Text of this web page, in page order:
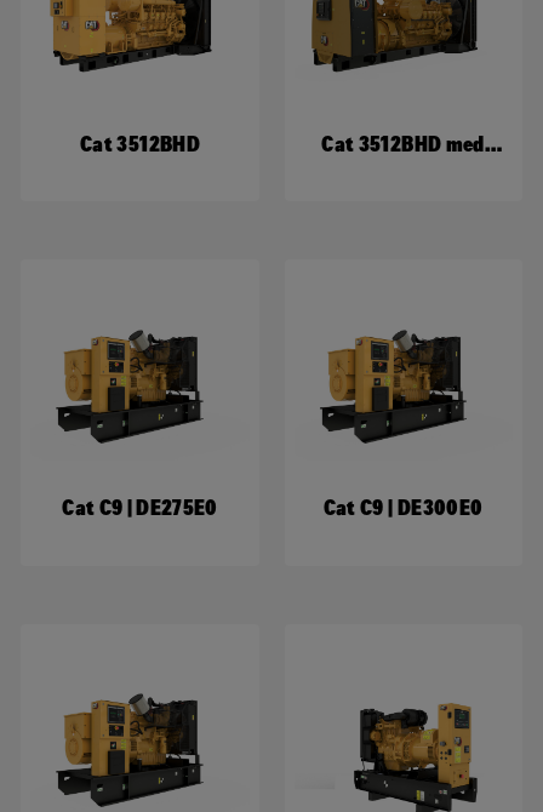
Cat 3512BHD
Cat 3512BHD med
Cat C9 | DE275E0 Cat C9 | DE300E0